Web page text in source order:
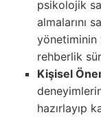
psikolojik
almalarını
yönetiminin
rehberlik
Kişisel
hazırlayıp